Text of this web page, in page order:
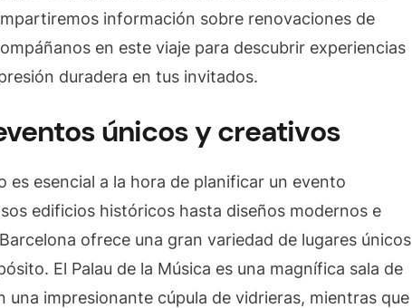
información sobre renovaciones de
en este viaje para descubrir experiencias
duradera en tus invitados.
únicos y creativos
es esencial a la hora de planificar un evento
edificios históricos hasta diseños modernos e
ofrece una gran variedad de lugares únicos
El Palau de la Música es una magnífica sala de
impresionante cúpula de vidrieras, mientras que